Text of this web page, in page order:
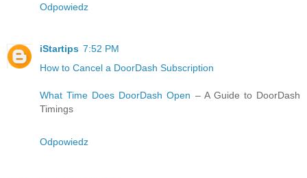
Odpowiedz
iStartips 7:52 PM
How to Cancel a DoorDash Subscription
What Time Does DoorDash Open – A Guide to DoorDash
Timings
Odpowiedz